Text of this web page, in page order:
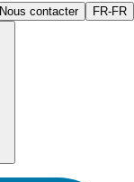
Nous contacter FR-FR